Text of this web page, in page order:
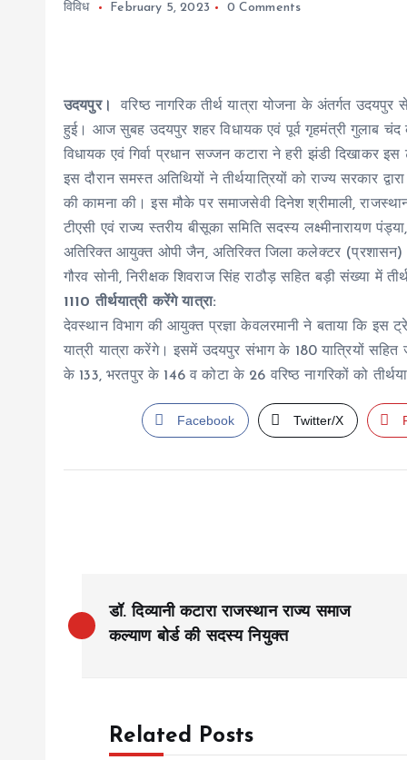
विविध February 5, 2023 0 Comments
उदयपुर।
वरिष्ठ नागरिक तीर्थ यात्रा योजना के अंतर्गत
हुई। आज सुबह उदयपुर शहर विधायक एवं पूर्व गृहमंत्री गुलाब चंद
विधायक एवं गिर्वा प्रधान सज्जन कटारा ने हरी झंडी दिखाकर इस
इस दौरान समस्त अतिथियों ने तीर्थयात्रियों को राज्य सरकार
की कामना की। इस मौके पर समाजसेवी दिनेश श्रीमाली,
टीएसी एवं राज्य स्तरीय बीसूका समिति सदस्य लक्ष्मीनारायण
अतिरिक्त आयुक्त ओपी जैन, अतिरिक्त जिला कलेक्टर
गौरव सोनी, निरीक्षक शिवराज सिंह राठौड़ सहित बड़ी संख्या में
1110 तीर्थयात्री करेंगे यात्रा:
देवस्थान विभाग की आयुक्त प्रज्ञा केवलरमानी ने बताया कि इस
यात्री यात्रा करेंगे। इसमें उदयपुर संभाग के 180 यात्रियों
के 133, भरतपुर के 146 व कोटा के 26 वरिष्ठ नागरिकों को
Facebook Twitter/X
o
डॉ. दिव्यानी कटारा राजस्थान राज्य समाज
कल्याण बोर्ड की सदस्य नियुक्त
Related Posts